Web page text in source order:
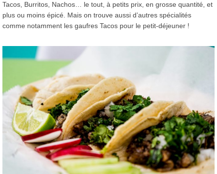
Tacos, Burritos, Nachos… le tout, à petits prix, en grosse quantité, et
plus ou moins épicé. Mais on trouve aussi d’autres spécialités
comme notamment les gaufres Tacos pour le petit-déjeuner !